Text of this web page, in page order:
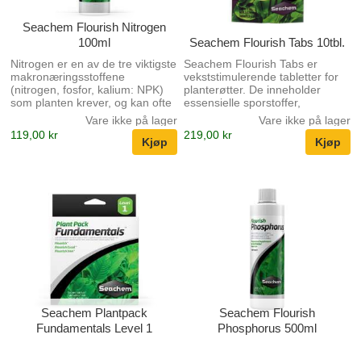
Seachem Flourish Nitrogen
100ml
Nitrogen er en av de tre viktigste
makronæringsstoffene
(nitrogen, fosfor, kalium: NPK)
som planten krever, og kan ofte
bli den begrensende faktoren
for vekst i et akvarie system.
Flourish Nitrogen ™ er en
konsentrert (15.000 mg / L)
den plante-foretrukne
ammoniumformen. Imidlertid
frigjøres ingen fri ammoniakk
fordi ammonium i Flourish
Nitrogen ™ er sammensatt og
utilgjengelig før det brukes av
plantene. Flourish Nitrogen ™
Vare ikke på lager
119,00 kr
Seachem Flourish Tabs 10tbl.
Seachem Flourish Tabs er
vekststimulerende tabletter for
planterøtter. De inneholder
essensielle sporstoffer,
aminosyrer og vitaminer. De er
rike på jern, mangan,
magnesium, kalsium, kalium,
inositol, kolin B12, biotin og
vannplanterøtter. De inneholder
ingen fosfat eller nitrat som kan
fremme alger. Hver pakke med
ti tabletter behandler en 12 X 30
tommers planteseng to ganger.
Seachem Flourish Tabs er
perfekt for nybegynnere og
inneholder all...
Vare ikke på lager
219,00 kr
Seachem Plantpack
Fundamentals Level 1
Seachem Flourish
Phosphorus 500ml